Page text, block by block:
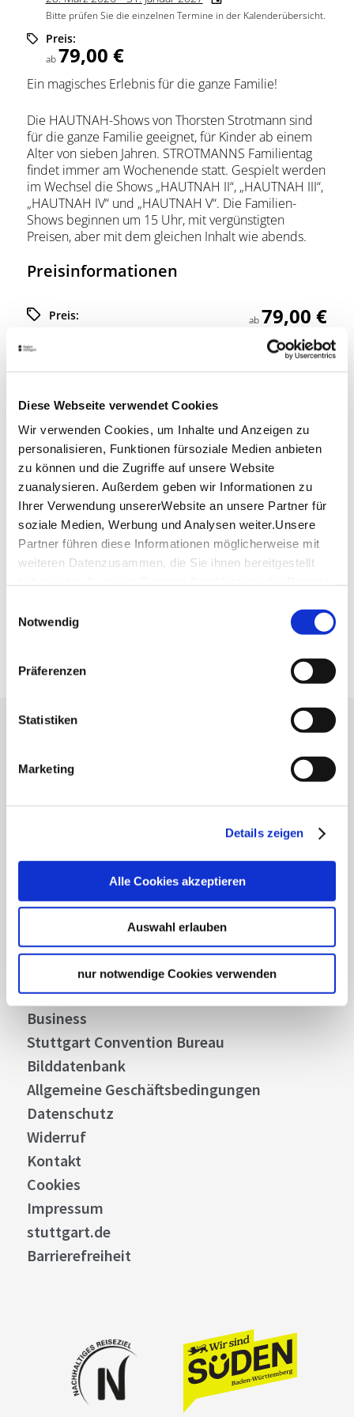
Diese Webseite verwendet Cookies
Wir verwenden Cookies, um Inhalte und Anzeigen zu
personalisieren, Funktionen fürsoziale Medien anbieten
zu können und die Zugriffe auf unsere Website
zuanalysieren. Außerdem geben wir Informationen zu
Ihrer Verwendung unsererWebsite an unsere Partner für
soziale Medien, Werbung und Analysen weiter.Unsere
Partner führen diese Informationen möglicherweise mit
weiteren Datenzusammen, die Sie ihnen bereitgestellt
Impressum
Notwendig
Präferenzen
Statistiken
Marketing
Details zeigen
Alle Cookies akzeptieren
Auswahl erlauben
nur notwendige Cookies verwenden
Bitte prüfen Sie die einzelnen Termine in der Kalenderübersicht.
Preis:
ab79,00 €
Ein magisches Erlebnis für die ganze Familie!
Die HAUTNAH-Shows von Thorsten Strotmann sind
für die ganze Familie geeignet, für Kinder ab einem
Alter von sieben Jahren. STROTMANNS Familientag
findet immer am Wochenende statt. Gespielt werden
im Wechsel die Shows „HAUTNAH II“, „HAUTNAH III“,
„HAUTNAH IV“ und „HAUTNAH V“. Die Familien-
Shows beginnen um 15 Uhr, mit vergünstigten
Preisen, aber mit dem gleichen Inhalt wie abends.
Preisinformationen
Preis: ab79,00 €
Lage & Kontakt
Strotmanns Magic Lounge
Naststraße 41
70376 Stuttgart
Veranstalter: Strotmanns Magic Lounge
Planen Sie Ihre Anreise
Verkehrs- und Tarifverbund Stuttgart GmbH
Fahrplanauskunft des VVS
Deutsche Bahn AG
Google Maps
Mit unserem Newsletter bleiben Sie zu Events,
Stuttgart und Region immer up-to-date.
Abonnieren
Über uns
Stellenangebote
Presse
Business
Stuttgart Convention Bureau
Bilddatenbank
Allgemeine Geschäftsbedingungen
Datenschutz
Widerruf
Kontakt
Cookies
Impressum
stuttgart.de
Barrierefreiheit